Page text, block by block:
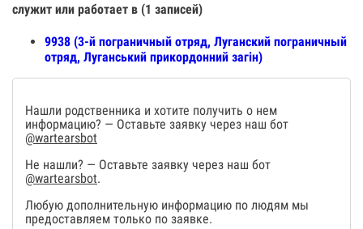
служит или работает в (1 записей)
9938 (3-й пограничный отряд, Луганский пограничный
отряд, Луганський прикордонний загін)
Нашли родственника и хотите получить о нем
информацию? — Оставьте заявку через наш бот
@wartearsbot
Не нашли? — Оставьте заявку через наш бот
@wartearsbot.
Любую дополнительную информацию по людям мы
предоставляем только по заявке.